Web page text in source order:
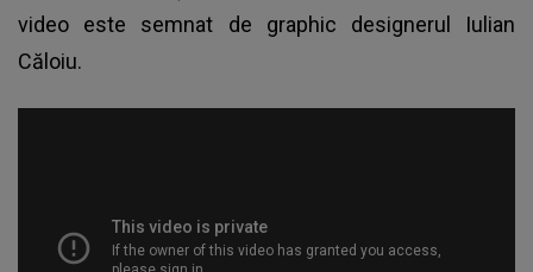
video este semnat de graphic designerul Iulian
Căloiu.